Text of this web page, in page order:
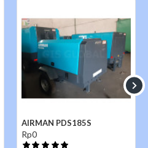
AIRMAN PDS185S
Rp0